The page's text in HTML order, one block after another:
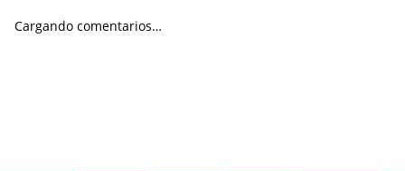
Cargando comentarios…